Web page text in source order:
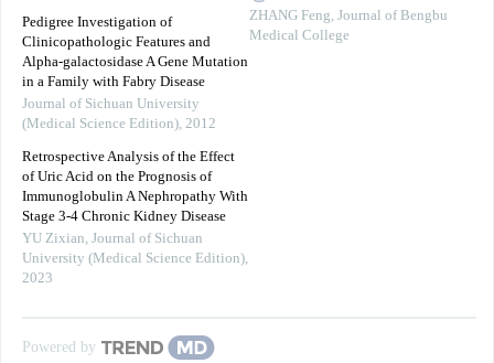
Pedigree Investigation of
Clinicopathologic Features and
Alpha-galactosidase A Gene Mutation
in a Family with Fabry Disease
Journal of Sichuan University
(Medical Science Edition), 2012
Retrospective Analysis of the Effect
of Uric Acid on the Prognosis of
Immunoglobulin A Nephropathy With
Stage 3-4 Chronic Kidney Disease
YU Zixian, Journal of Sichuan
University (Medical Science Edition),
2023
ZHANG Feng, Journal of Bengbu
Medical College
Powered by